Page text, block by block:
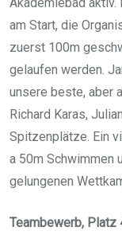
am Start, die
zuerst 100m
gelaufen werden.
unsere beste, aber
Richard Karas,
Spitzenplätze. Ein
a 50m Schwimmen
gelungenen
Teambewerb, Platz